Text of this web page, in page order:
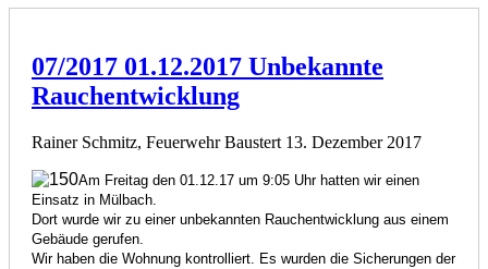
07/2017 01.12.2017 Unbekannte
Rauchentwicklung
Rainer Schmitz, Feuerwehr Baustert 13. Dezember 2017
Am Freitag den 01.12.17 um 9:05 Uhr hatten wir einen
Einsatz in Mülbach.
Dort wurde wir zu einer unbekannten Rauchentwicklung aus einem
Gebäude gerufen.
Wir haben die Wohnung kontrolliert. Es wurden die Sicherungen der